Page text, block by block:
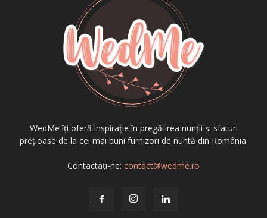
WedMe îți oferă inspirație în pregătirea nunții și sfaturi
prețioase de la cei mai buni furnizori de nuntă din România.
Contactați-ne: contact@wedme.ro